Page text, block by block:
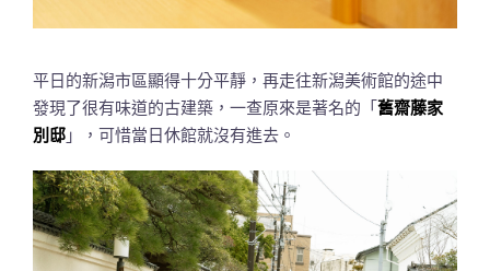
平日的新潟市區顯得十分平靜，再走往新潟美術館的途中
發現了很有味道的古建築，一查原來是著名的「舊齋藤家
別邸 」，可惜當日休館就沒有進去。